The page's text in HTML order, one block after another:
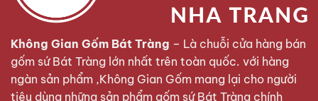
Không Gian Gốm Bát Tràng – Là chuỗi cửa hàng bán
gốm sứ Bát Tràng lớn nhất trên toàn quốc. với hàng
ngàn sản phẩm ,Không Gian Gốm mang lại cho người
tiêu dùng những sản phẩm gốm sứ Bát Tràng chính